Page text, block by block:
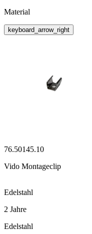
Material
keyboard_arrow_right
76.50145.10
Vido Montageclip
Edelstahl
2 Jahre
Edelstahl